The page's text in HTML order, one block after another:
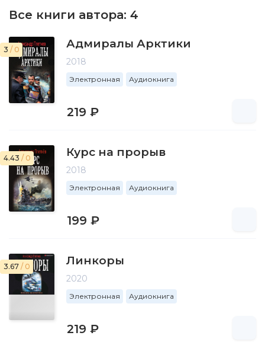
Все книги автора: 4
3 / 0 Адмиралы Арктики
2018
Электронная Аудиокнига
219 ₽
4.43 / 0 Курс на прорыв
2018
Электронная Аудиокнига
199 ₽
3.67 / 0 Линкоры
2020
Электронная Аудиокнига
219 ₽